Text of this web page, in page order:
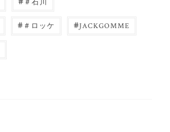
＃石川
# ＃ロッケ #JACKGOMME